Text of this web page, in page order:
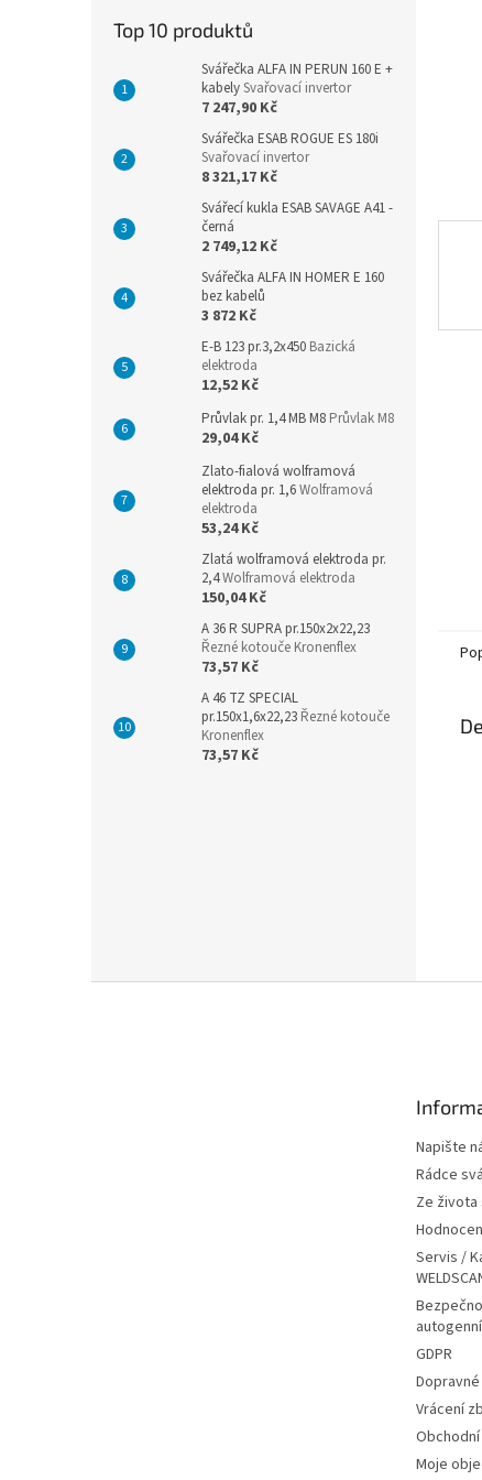
Top 10 produktů
Svářečka ALFA IN PERUN 160 E +
kabelySvařovací invertor
7 247,90 Kč
Svářečka ESAB ROGUE ES 180i
Svařovací invertor
8 321,17 Kč
Svářecí kukla ESAB SAVAGE A41 -
černá
2 749,12 Kč
Svářečka ALFA IN HOMER E 160
bez kabelů
3 872 Kč
E-B 123 pr.3,2x450 Bazická
elektroda
12,52 Kč
Průvlak pr. 1,4 MB M8 Průvlak M8
29,04 Kč
Zlato-fialová wolframová
elektroda pr. 1,6Wolframová
elektroda
53,24 Kč
Zlatá wolframová elektroda pr.
2,4Wolframová elektroda
150,04 Kč
A 36 R SUPRA pr.150x2x22,23
Řezné kotouče Kronenflex
73,57 Kč
A 46 TZ SPECIAL
pr.150x1,6x22,23 Řezné kotouče
Kronenflex
73,57 Kč
Napište
Rádce
Ze
Servis /
GDPR
Dopravné
Vrácení
Moje